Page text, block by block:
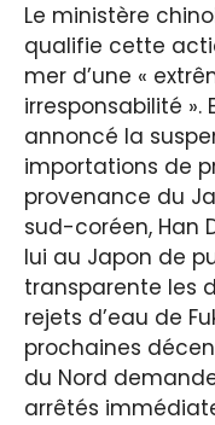
Le ministère
qualifie cette
mer d’une «
irresponsabilité ».
annoncé la
importations de
provenance du
sud-coréen, Han
lui au Japon de
transparente les
rejets d’eau de
prochaines
du Nord
arrêtés